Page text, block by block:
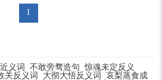
1
义词 不敢旁骛造句
惊魂未定反义
关反义词 大彻大悟反义词
哀梨蒸食成